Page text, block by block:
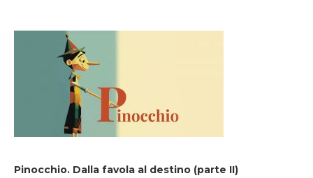
Pinocchio. Dalla favola al destino (parte II)